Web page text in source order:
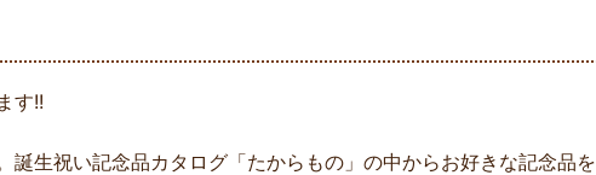
す!!
誕生祝い記念品カタログ「たからもの」の中からお好きな記念品を